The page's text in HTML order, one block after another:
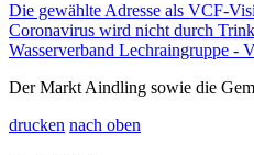
Die gewählte Adresse als VCF-
Coronavirus wird nicht durch
Wasserverband Lechraingruppe -
Der Markt Aindling sowie die
drucken nach oben